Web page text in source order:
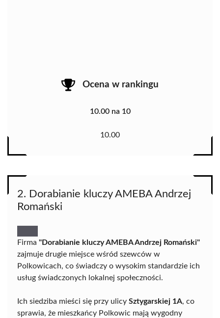
Ocena w rankingu
10.00 na 10
10.00
2. Dorabianie kluczy AMEBA Andrzej
Romański
Firma "Dorabianie kluczy AMEBA Andrzej Romański"
zajmuje drugie miejsce wśród szewców w
Polkowicach, co świadczy o wysokim standardzie ich
usług świadczonych lokalnej społeczności.
Ich siedziba mieści się przy ulicy Sztygarskiej 1A, co
sprawia, że mieszkańcy Polkowic mają wygodny